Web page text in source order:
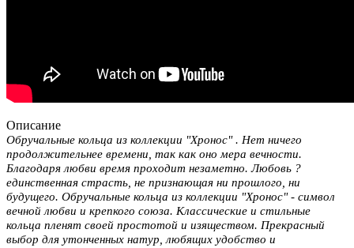
Описание
Обручальные кольца из коллекции "Хронос" . Нет ничего
продолжительнее времени, так как оно мера вечности.
Благодаря любви время проходит незаметно. Любовь ?
единственная страсть, не признающая ни прошлого, ни
будущего. Обручальные кольца из коллекции "Хронос" - символ
вечной любви и крепкого союза. Классические и стильные
кольца пленят своей простотой и изяществом. Прекрасный
выбор для утонченных натур, любящих удобство и